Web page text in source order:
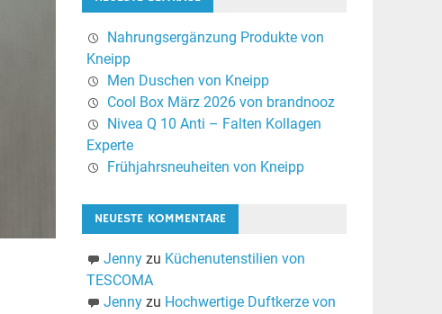
Nahrungsergänzung Produkte von
Kneipp
Men Duschen von Kneipp
Cool Box März 2026 von brandnooz
Nivea Q 10 Anti – Falten Kollagen
Experte
Frühjahrsneuheiten von Kneipp
NEUESTE KOMMENTARE
Jennyzu Küchenutenstilien von
TESCOMA
Jennyzu Hochwertige Duftkerze von